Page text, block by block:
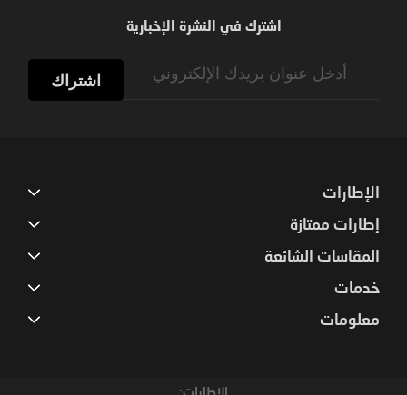
اشترك في النشرة الإخبارية
اشتراك
الإطارات
إطارات ممتازة
المقاسات الشائعة
خدمات
معلومات